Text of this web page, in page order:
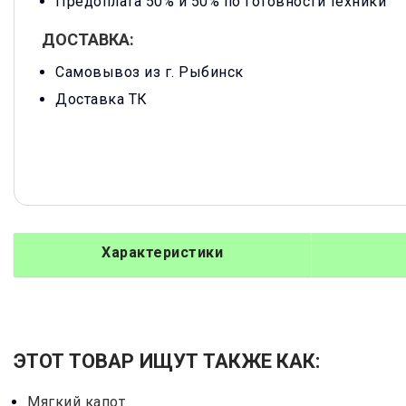
ДОСТАВКА:
Самовывоз из г. Рыбинск
Доставка ТК
Характеристики
ЭТОТ ТОВАР ИЩУТ ТАКЖЕ КАК:
Мягкий капот